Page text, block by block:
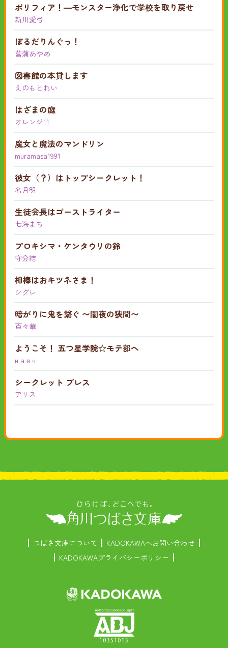
ポリフィア！―モンスター浄化で学校を取り戻せ
新川愛弓
ぼるだりんぐっ！
菖蒲あやめ
図書館の本貸します
えのもとれい
はざまの庭
オレンジ11
魔女と魔法のマンドリン
muramasa1991
彼女（？）はトップシークレット！
名月明
生徒会長はゴーストライター
七海まち
プロキシマ・ケンタウリの鈴
守分結
相棒はおキツネさま！
シグレ
暗がりに鬼を繋ぐ 〜闇夜の狭間〜
百々華
ようこそ！ 五つ星学院☆モテ部へ
н a я ч
シークレット ブレス
アリス
つばさ文庫について
KADOKAWAへお問い合わせ
KADOKAWAプライバシーポリシー